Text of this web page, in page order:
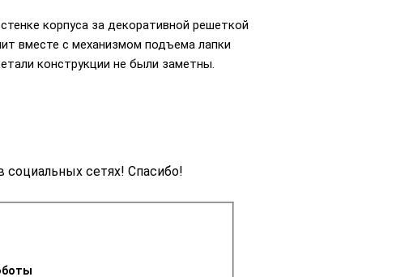
корпуса за декоративной решеткой
вместе с механизмом подъема лапки
конструкции не были заметны.
сетях! Спасибо!